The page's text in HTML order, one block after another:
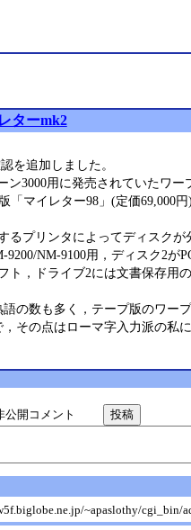
ターmk2
を追加しました。
ン3000用に発売されていたワ
「マイレター98」(定価69,000円
るプリンタによってディスクが
NM-9100用，ディスク2が
ト，ドライブ2には文書保存用
の数も多く，テープ版のワー
その点はローマ字入力派の私
公開コメント
~apaslothy/cgi_bin/